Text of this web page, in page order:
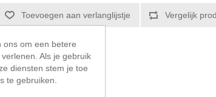
Toevoegen aan verlanglijstje Vergelijk
E-mail een vriend
ons om een betere
Als je gebruik
diensten stem je toe
te gebruiken.